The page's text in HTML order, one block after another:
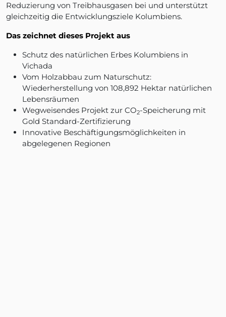
Reduzierung von Treibhausgasen bei und unterstützt
gleichzeitig die Entwicklungsziele Kolumbiens.
Das zeichnet dieses Projekt aus
Schutz des natürlichen Erbes Kolumbiens in
Vichada
Vom Holzabbau zum Naturschutz:
Wiederherstellung von 108,892 Hektar natürlichen
Lebensräumen
Wegweisendes Projekt zur CO2-Speicherung mit
Gold Standard-Zertifizierung
Innovative Beschäftigungsmöglichkeiten in
abgelegenen Regionen